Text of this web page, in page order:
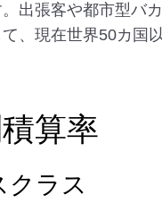
出張客や都市型バ
、現在世界50カ国
算率
クラス